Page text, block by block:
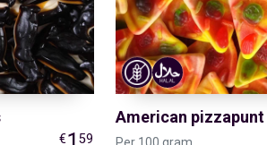
€ 59
American pizzapunt